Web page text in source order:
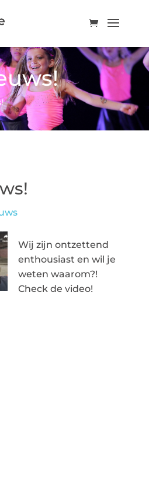
Wij zijn ontzettend
enthousiast en wil je
weten waarom?!
Check de video!